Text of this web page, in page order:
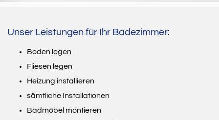
Unser Leistungen für Ihr Badezimmer:
Boden legen
Fliesen legen
Heizung installieren
sämtliche Installationen
Badmöbel montieren